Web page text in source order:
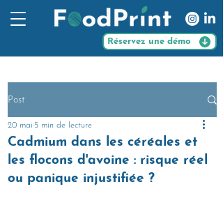
Réservez une démo
Post
Cadmium dans les céréales et
les flocons d'avoine : risque réel
ou panique injustifiée ?
20 mai 5 min de lecture